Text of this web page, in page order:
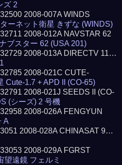
ズ 2
2008-007A WINDS
ーネット衛星 きずな (WINDS)
2008-012A NAVSTAR 62
ブスター 62 (USA 201)
2008-013A DIRECTV 11…
2008-021C CUTE-
Cute-1.7 + APD II (CO-65)
2008-021J SEEDS II (CO-
(シーズ) 2 号機
2008-026A FENGYUN
A
2008-028A CHINASAT 9…
2008-029A FGRST
望遠鏡 フェルミ